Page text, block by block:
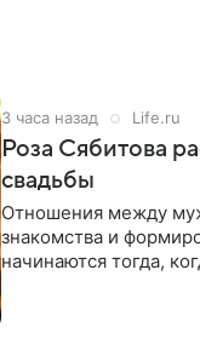
3 часа назад Life.ru
Роза Сябитова
свадьбы
Отношения между
знакомства и
начинаются тогда,